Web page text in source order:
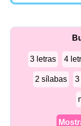
3 letras 4
2 sílabas 3